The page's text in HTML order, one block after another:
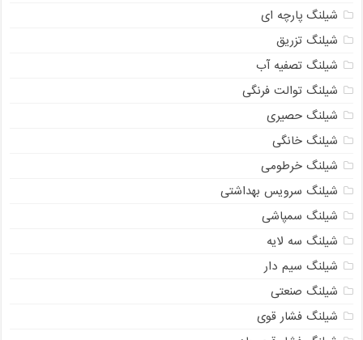
شیلنگ پارچه ای
شیلنگ تزریق
شیلنگ تصفیه آب
شیلنگ توالت فرنگی
شیلنگ حصیری
شیلنگ خانگی
شیلنگ خرطومی
شیلنگ سرویس بهداشتی
شیلنگ سمپاشی
شیلنگ سه لایه
شیلنگ سیم دار
شیلنگ صنعتی
شیلنگ فشار قوی